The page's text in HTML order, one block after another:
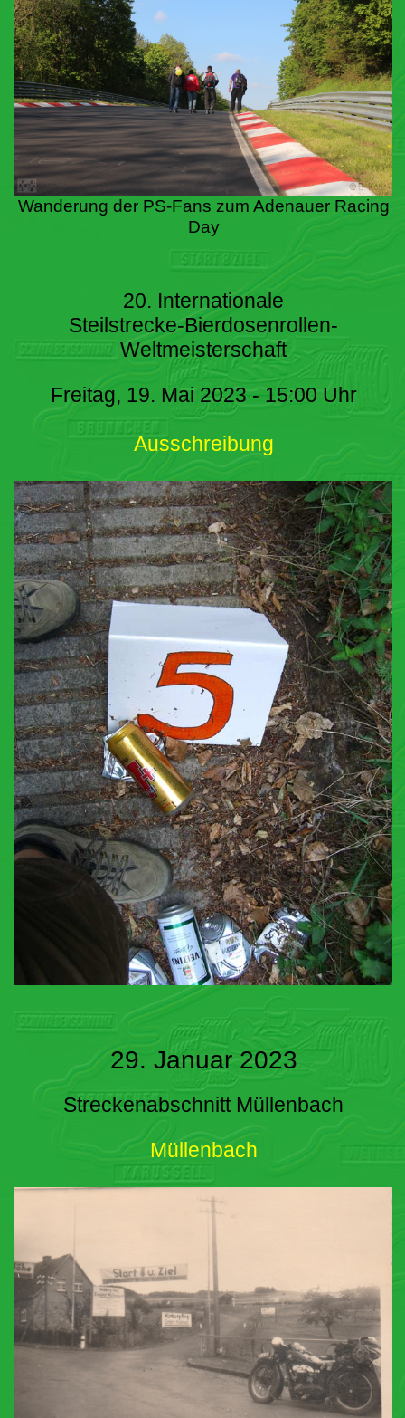
Wanderung der PS-Fans zum Adenauer Racing
Day
20. Internationale
Steilstrecke-Bierdosenrollen-
Weltmeisterschaft
Freitag, 19. Mai 2023 - 15:00 Uhr
Ausschreibung
29. Januar 2023
Streckenabschnitt Müllenbach
Müllenbach